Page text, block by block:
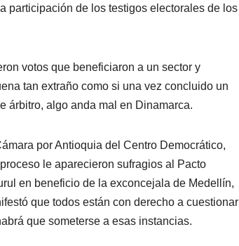
participación de los testigos electorales de los
votos que beneficiaron a un sector y
tan extraño como si una vez concluido un
árbitro, algo anda mal en Dinamarca.
por Antioquia del Centro Democrático,
le aparecieron sufragios al Pacto
en beneficio de la exconcejala de Medellín,
que todos están con derecho a cuestionar
que someterse a esas instancias.